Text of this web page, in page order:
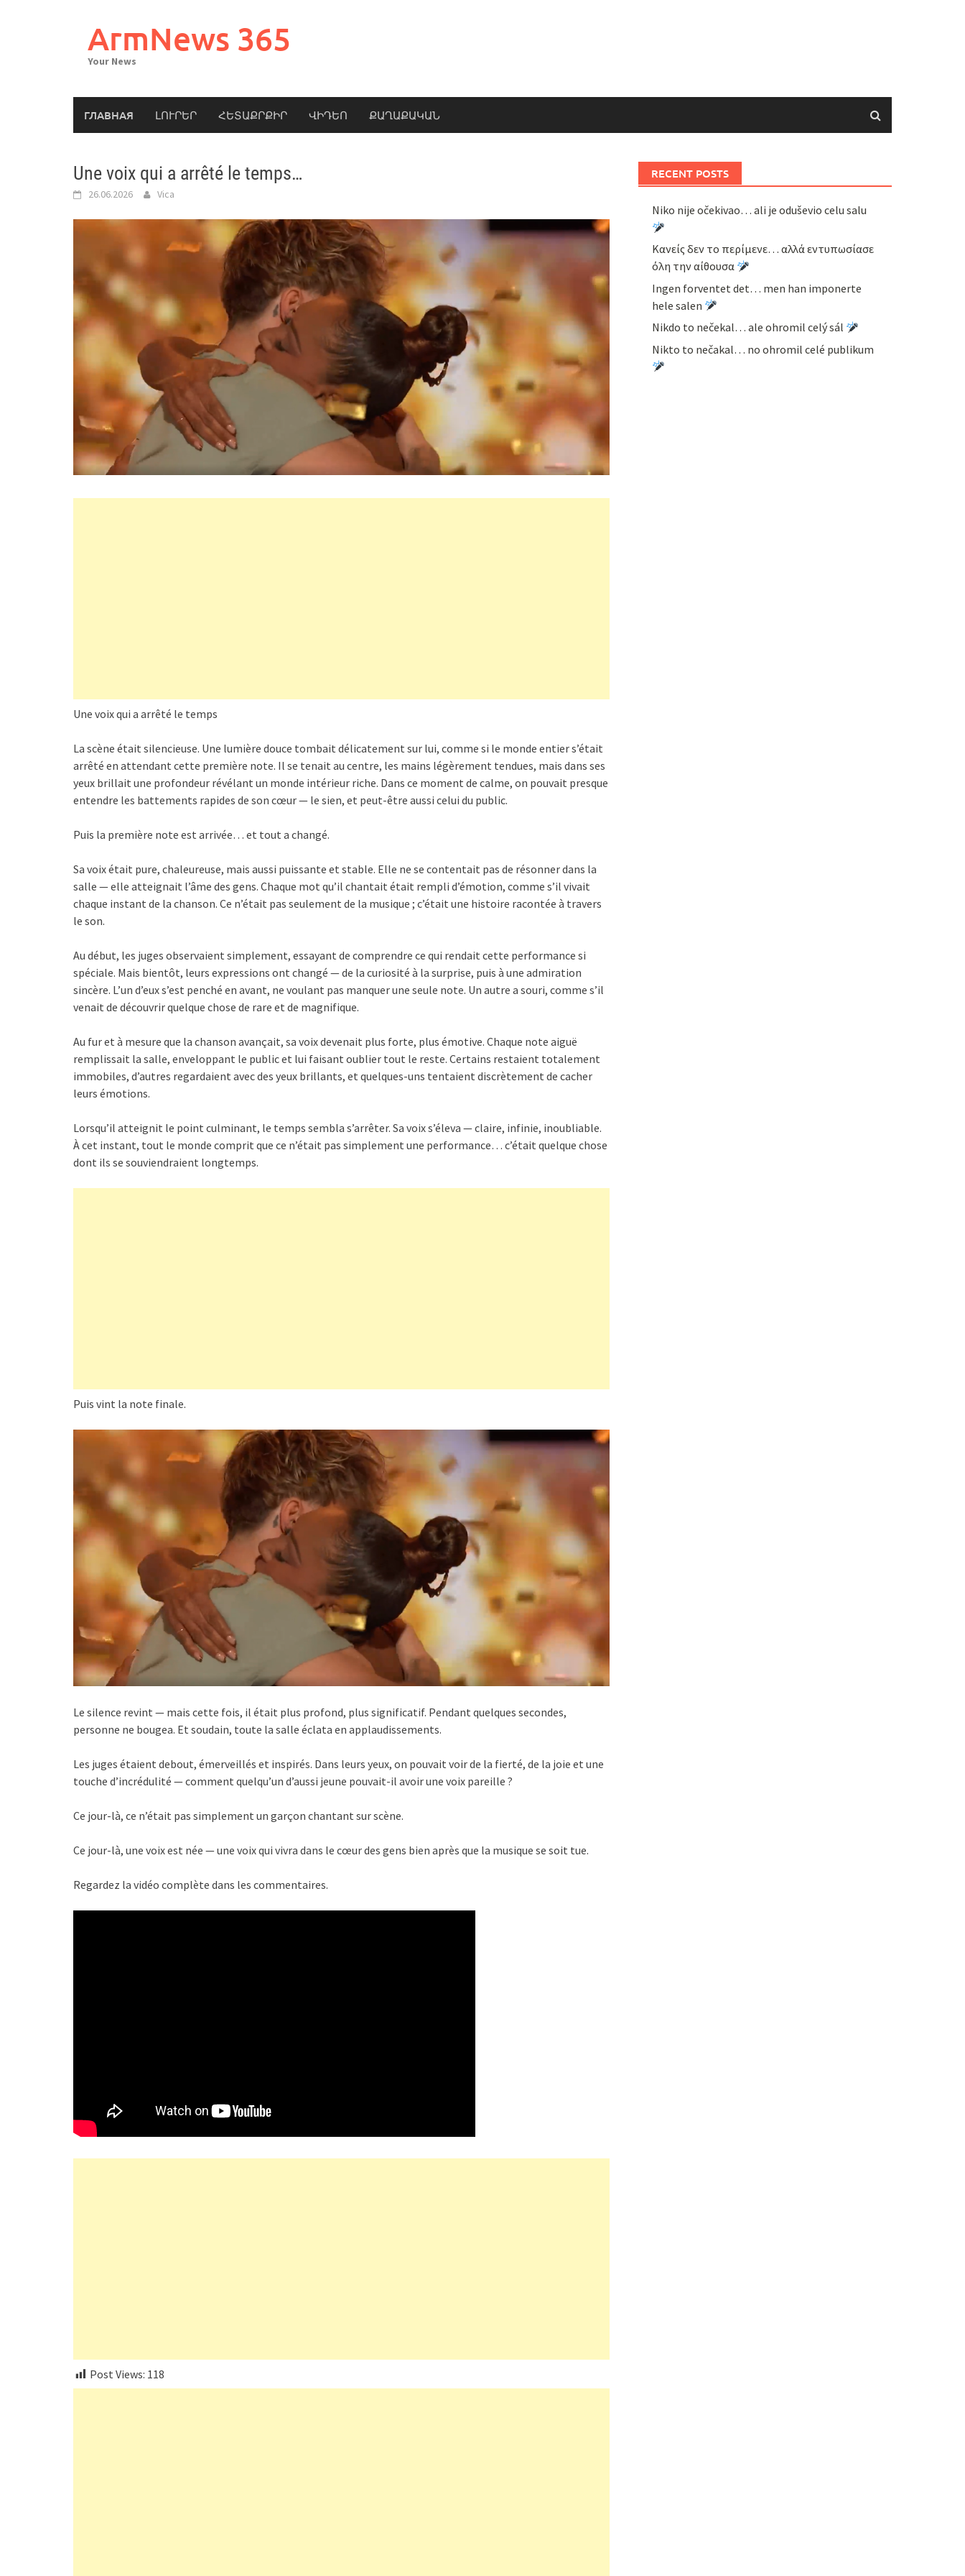
ArmNews 365
Your News
ГЛАВНАЯ ԼՈՒՐԵՐ ՀԵՏԱՔՐՔԻՐ ՎԻԴԵՈ ՔԱՂԱՔԱԿԱՆ
Une voix qui a arrêté le temps…
26.06.2026 Vica
Une voix qui a arrêté le temps
La scène était silencieuse. Une lumière douce tombait délicatement sur lui, comme si le monde entier s’était
arrêté en attendant cette première note. Il se tenait au centre, les mains légèrement tendues, mais dans ses
yeux brillait une profondeur révélant un monde intérieur riche. Dans ce moment de calme, on pouvait presque
entendre les battements rapides de son cœur — le sien, et peut-être aussi celui du public.
Puis la première note est arrivée… et tout a changé.
Sa voix était pure, chaleureuse, mais aussi puissante et stable. Elle ne se contentait pas de résonner dans la
salle — elle atteignait l’âme des gens. Chaque mot qu’il chantait était rempli d’émotion, comme s’il vivait
chaque instant de la chanson. Ce n’était pas seulement de la musique ; c’était une histoire racontée à travers
le son.
Au début, les juges observaient simplement, essayant de comprendre ce qui rendait cette performance si
spéciale. Mais bientôt, leurs expressions ont changé — de la curiosité à la surprise, puis à une admiration
sincère. L’un d’eux s’est penché en avant, ne voulant pas manquer une seule note. Un autre a souri, comme s’il
venait de découvrir quelque chose de rare et de magnifique.
Au fur et à mesure que la chanson avançait, sa voix devenait plus forte, plus émotive. Chaque note aiguë
remplissait la salle, enveloppant le public et lui faisant oublier tout le reste. Certains restaient totalement
immobiles, d’autres regardaient avec des yeux brillants, et quelques-uns tentaient discrètement de cacher
leurs émotions.
Lorsqu’il atteignit le point culminant, le temps sembla s’arrêter. Sa voix s’éleva — claire, infinie, inoubliable.
À cet instant, tout le monde comprit que ce n’était pas simplement une performance… c’était quelque chose
dont ils se souviendraient longtemps.
Puis vint la note finale.
Le silence revint — mais cette fois, il était plus profond, plus significatif. Pendant quelques secondes,
personne ne bougea. Et soudain, toute la salle éclata en applaudissements.
Les juges étaient debout, émerveillés et inspirés. Dans leurs yeux, on pouvait voir de la fierté, de la joie et une
touche d’incrédulité — comment quelqu’un d’aussi jeune pouvait-il avoir une voix pareille ?
Ce jour-là, ce n’était pas simplement un garçon chantant sur scène.
Ce jour-là, une voix est née — une voix qui vivra dans le cœur des gens bien après que la musique se soit tue.
Regardez la vidéo complète dans les commentaires.
Post Views: 118
RECENT POSTS
Niko nije očekivao… ali je oduševio celu salu
Κανείς δεν το περίμενε… αλλά εντυπωσίασε
όλη την αίθουσα
Ingen forventet det… men han imponerte
hele salen
Nikdo to nečekal… ale ohromil celý sál
Nikto to nečakal… no ohromil celé publikum